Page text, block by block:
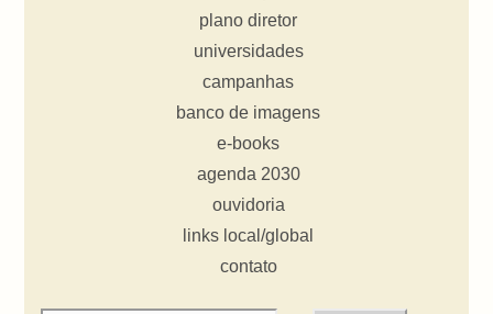
plano diretor
universidades
campanhas
banco de imagens
e-books
agenda 2030
ouvidoria
links local/global
contato